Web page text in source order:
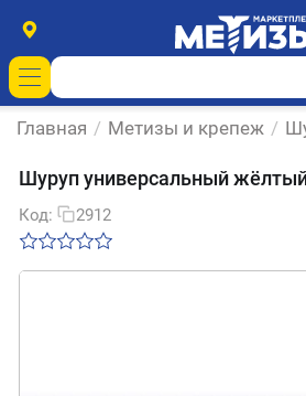
Главная / Метизы и крепеж /
Шуруп универсальный
Код: 2912